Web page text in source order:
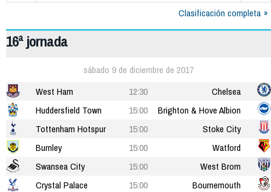
Clasificación completa
16ª jornada
sábado 9 de diciembre de 2017
West Ham
12:30
Chelsea
Huddersfield Town
15:00
Brighton & Hove Albion
Tottenham Hotspur
15:00
Stoke City
Burnley
15:00
Watford
Swansea City
15:00
West Brom
Crystal Palace
15:00
Bournemouth